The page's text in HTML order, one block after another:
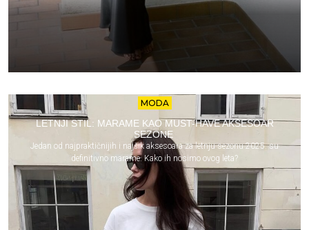
MODA
LETNJI STIL: MARAME KAO MUST-HAVE AKSESOAR
SEZONE
Jedan od najpraktičnijih i najšik aksesoara za letnju sezonu 2025. su
definitivno marame. Kako ih nosimo ovog leta?